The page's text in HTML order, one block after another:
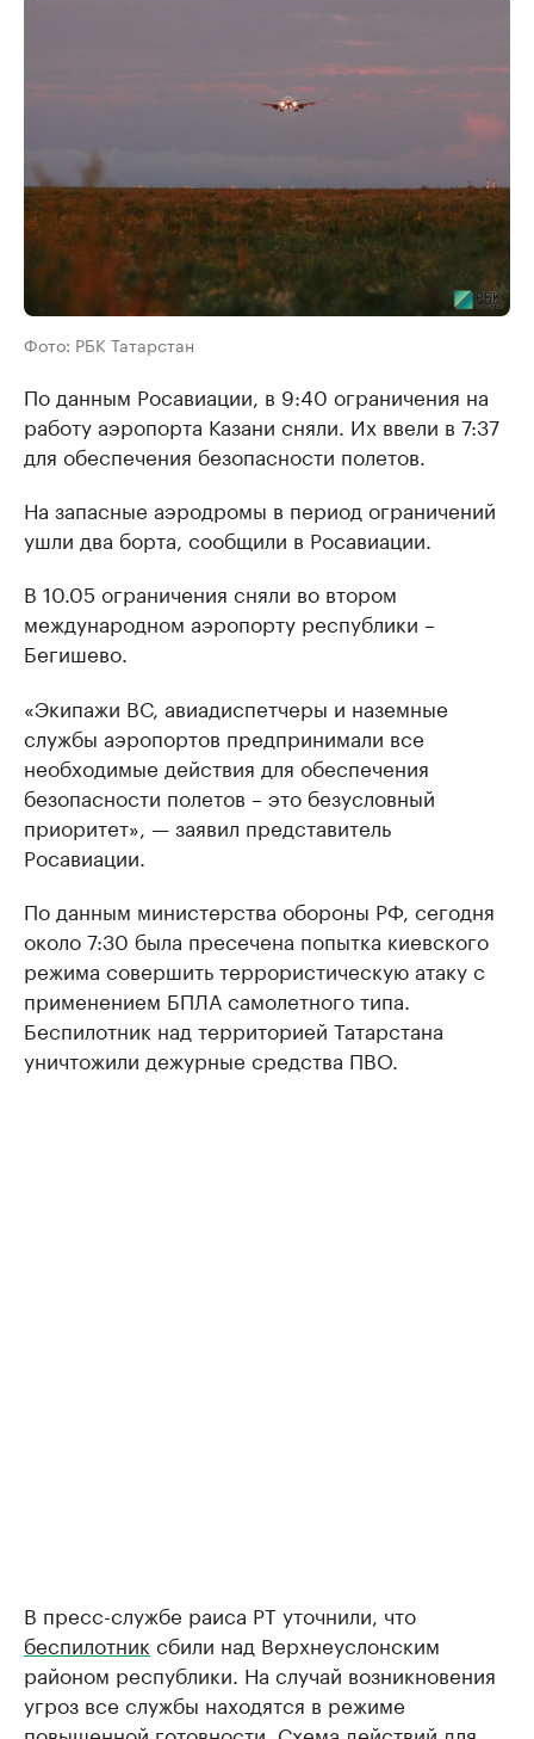
Фото: РБК Татарстан
По данным Росавиации, в 9:40 ограничения на
работу аэропорта Казани сняли. Их ввели в 7:37
для обеспечения безопасности полетов.
На запасные аэродромы в период ограничений
ушли два борта, сообщили в Росавиации.
В 10.05 ограничения сняли во втором
международном аэропорту республики –
Бегишево.
«Экипажи ВС, авиадиспетчеры и наземные
службы аэропортов предпринимали все
необходимые действия для обеспечения
безопасности полетов – это безусловный
приоритет», — заявил представитель
Росавиации.
По данным министерства обороны РФ, сегодня
около 7:30 была пресечена попытка киевского
режима совершить террористическую атаку c
применением БПЛА самолетного типа.
Беспилотник над территорией Татарстана
уничтожили дежурные средства ПВО.
В пресс-службе раиса РТ уточнили, что
беспилотник сбили над Верхнеуслонским
районом республики. На случай возникновения
угроз все службы находятся в режиме